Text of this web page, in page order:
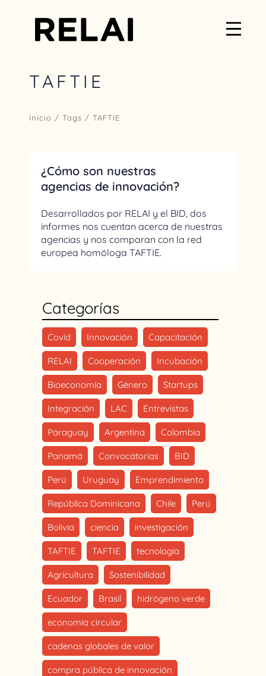
TAFTIE
Inicio / Tags / TAFTIE
¿Cómo son nuestras
agencias de innovación?
Desarrollados por RELAI y el BID, dos
informes nos cuentan acerca de nuestras
agencias y nos comparan con la red
europea homóloga TAFTIE.
Categorías
Covid Innovación Capacitación
RELAI Cooperación Incubación
Bioeconomía Género Startups
Integración LAC Entrevistas
Paraguay Argentina Colombia
Panamá Convocatorias BID
Perú Uruguay Emprendimiento
República Dominicana Chile Perú
Bolivia ciencia investigación
TAFTIE TAFTIE tecnología
Agricultura Sostenibilidad
Ecuador Brasil hidrógeno verde
economía circular
cadenas globales de valor
compra pública de innovación